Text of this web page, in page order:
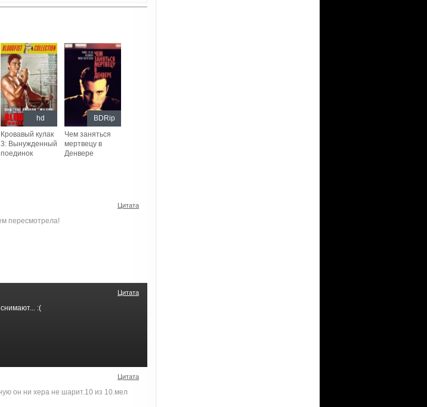
Кровавый кулак
3: Вынужденный
поединок
hd
Чем заняться
мертвецу в
Денвере
BDRip
Цитата
пересмотрела!
Цитата
:(
Цитата
он ни хера не шарит.10 из 10.мел